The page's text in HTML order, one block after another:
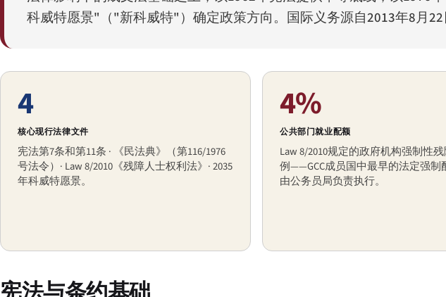
科威特愿景"（"新科威特"）确定政策方向。国际义务源自2013年8月22
4
核心现行法律文件
宪法第7条和第11条 · 《民法典》（第116/1976
号法令）· Law 8/2010《残障人士权利法》· 2035
年科威特愿景。
4%
公共部门就业配额
Law 8/2010规定的政府机构强制性
例——GCC成员国中最早的法定强制
由公务员局负责执行。